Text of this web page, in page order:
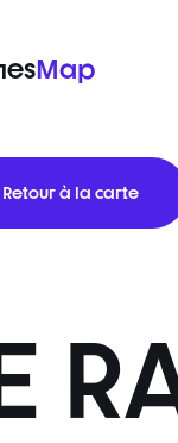
Map
Retour à la carte